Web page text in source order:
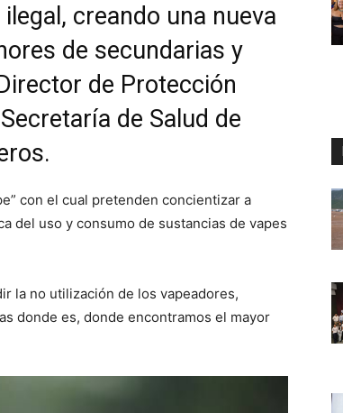
creando una nueva
de secundarias y
de Protección
de Salud de
con el cual pretenden concientizar a
del uso y consumo de sustancias de vapes
la no utilización de los vapeadores,
donde es, donde encontramos el mayor